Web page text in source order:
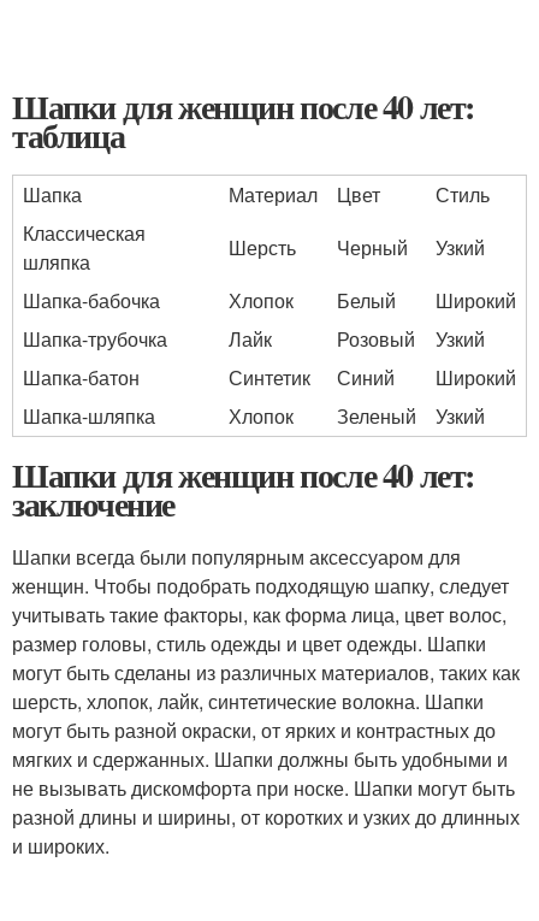
Шапки для женщин после 40 лет:
таблица
Шапка Материал Цвет
Стиль
Классическая
шляпка
Шерсть Черный
Узкий
Шапка-бабочка
Хлопок Белый
Широкий
Шапка-трубочка
Лайк Розовый
Узкий
Шапка-батон
Синтетик Синий
Широкий
Шапка-шляпка
Хлопок Зеленый Узкий
Шапки для женщин после 40 лет:
заключение
Шапки всегда были популярным аксессуаром для
женщин. Чтобы подобрать подходящую шапку, следует
учитывать такие факторы, как форма лица, цвет волос,
размер головы, стиль одежды и цвет одежды. Шапки
могут быть сделаны из различных материалов, таких как
шерсть, хлопок, лайк, синтетические волокна. Шапки
могут быть разной окраски, от ярких и контрастных до
мягких и сдержанных. Шапки должны быть удобными и
не вызывать дискомфорта при носке. Шапки могут быть
разной длины и ширины, от коротких и узких до длинных
и широких.